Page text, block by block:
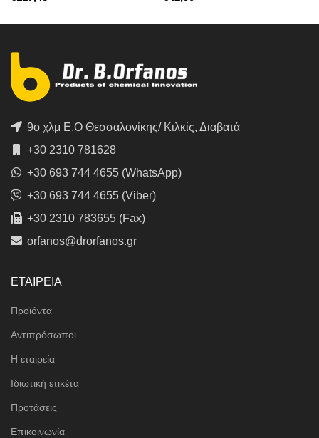
9ο χλμ Ε.Ο Θεσσαλονίκης/ Κιλκίς, Διαβατά
+30 2310 781628
+30 693 744 4655 (WhatsApp)
+30 693 744 4655 (Viber)
+30 2310 783655 (Fax)
orfanos@drorfanos.gr
ΕΤΑΙΡΕΙΑ
Προϊόντα
Αντιπρόσωποι
Η εταιρεία
Ιδιωτική ετικέτα
Προτάσεις
Επικοινωνία